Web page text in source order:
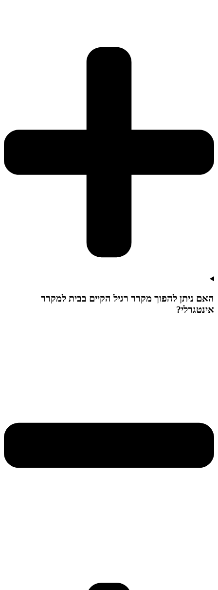
האם ניתן להפוך מקרר רגיל הקיים בבית למקרר
אינטגרלי?